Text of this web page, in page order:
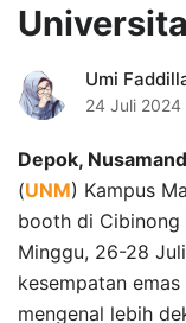
Umi
24 Juli 2024
Depok,
(UNM) Kampus
booth di
Minggu, 26-28
kesempatan
mengenal lebih